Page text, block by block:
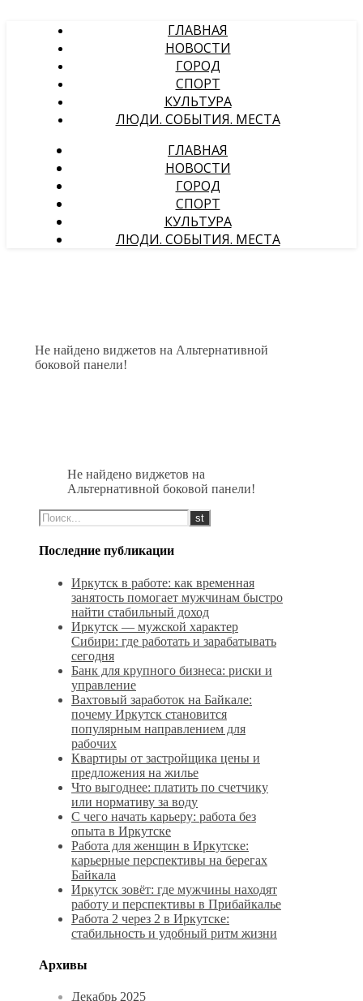
ГЛАВНАЯ
НОВОСТИ
ГОРОД
СПОРТ
КУЛЬТУРА
ЛЮДИ. СОБЫТИЯ. МЕСТА
ГЛАВНАЯ
НОВОСТИ
ГОРОД
СПОРТ
КУЛЬТУРА
ЛЮДИ. СОБЫТИЯ. МЕСТА
Не найдено виджетов на Альтернативной
боковой панели!
Не найдено виджетов на
Альтернативной боковой панели!
Последние публикации
Иркутск в работе: как временная
занятость помогает мужчинам быстро
найти стабильный доход
Иркутск — мужской характер
Сибири: где работать и зарабатывать
сегодня
Банк для крупного бизнеса: риски и
управление
Вахтовый заработок на Байкале:
почему Иркутск становится
популярным направлением для
рабочих
Квартиры от застройщика цены и
предложения на жилье
Что выгоднее: платить по счетчику
или нормативу за воду
С чего начать карьеру: работа без
опыта в Иркутске
Работа для женщин в Иркутске:
карьерные перспективы на берегах
Байкала
Иркутск зовёт: где мужчины находят
работу и перспективы в Прибайкалье
Работа 2 через 2 в Иркутске:
стабильность и удобный ритм жизни
Архивы
Декабрь 2025